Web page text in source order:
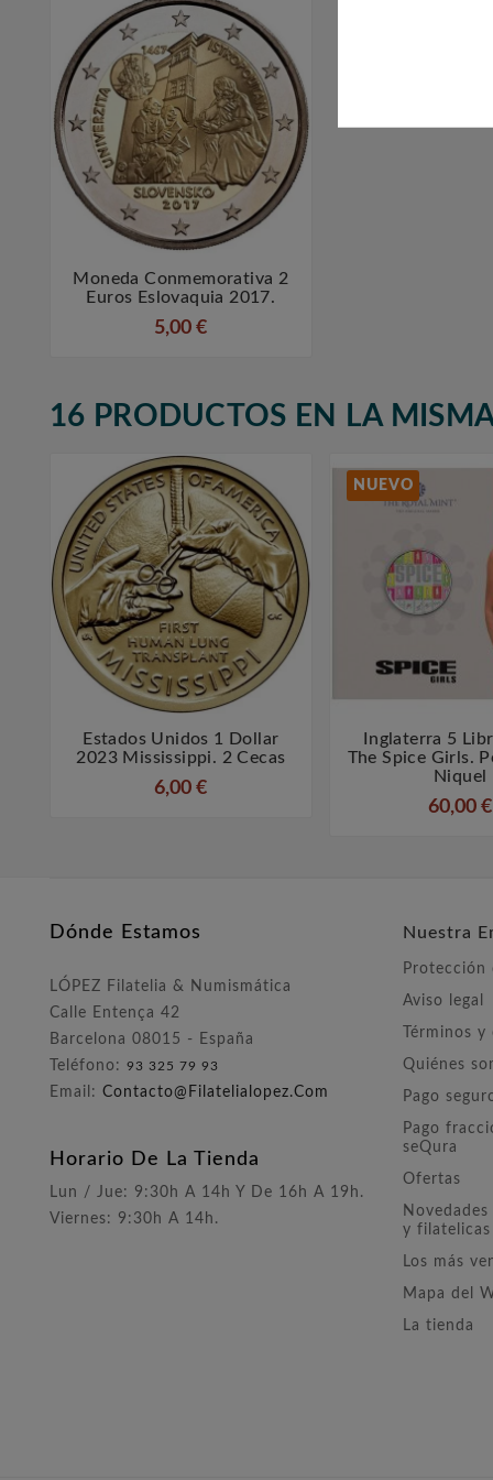
 
Moneda Conmemorativa 2
Euros Eslovaquia 2017.
5,00 €
16 PRODUCTOS EN LA
 
Estados Unidos 1 Dollar
2023 Mississippi. 2 Cecas
6,00 €
NUEVO

Inglaterra 5
The Spice Girls.
Niquel
60,00 €
Dónde Estamos
LÓPEZ Filatelia & Numismática
Calle Entença 42
Barcelona 08015 - España
Teléfono: 93 325 79 93
Email: Contacto@filatelialopez.com
Horario De La Tienda
Lun / Jue: 9:30h A 14h Y De 16h A 19h.
Viernes: 9:30h A 14h.
Nuestra
Protección
Aviso legal
Términos
Quiénes
Pago
Pago
seQura
Ofertas
y filatelicas
Los más
Mapa del
La tienda